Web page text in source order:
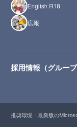
English R18
広報
採用情報（グループ
推奨環境：最新版の